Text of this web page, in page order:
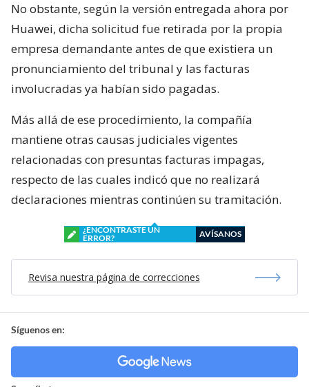
No obstante, según la versión entregada ahora por
Huawei, dicha solicitud fue retirada por la propia
empresa demandante antes de que existiera un
pronunciamiento del tribunal y las facturas
involucradas ya habían sido pagadas.
Más allá de ese procedimiento, la compañía
mantiene otras causas judiciales vigentes
relacionadas con presuntas facturas impagas,
respecto de las cuales indicó que no realizará
declaraciones mientras continúen su tramitación.
¿ENCONTRASTE UN
ERROR?
AVÍSANOS
Revisa nuestra página de correcciones
Síguenos en: